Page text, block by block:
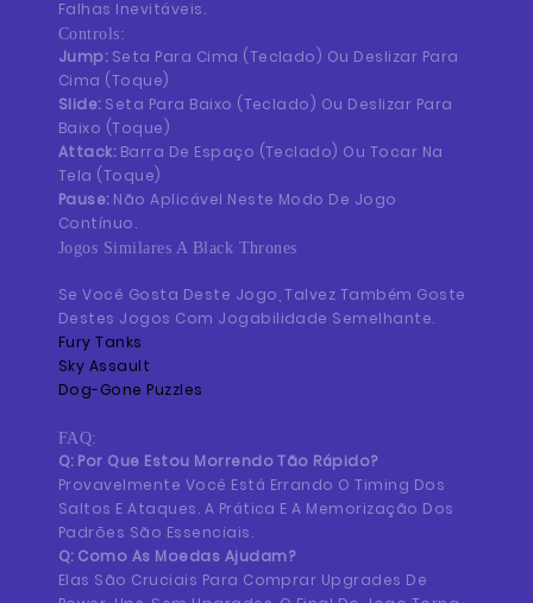
Falhas Inevitáveis.
Controls:
Jump:Seta Para Cima (teclado) Ou Deslizar Para
Cima (toque)
Slide:Seta Para Baixo (teclado) Ou Deslizar Para
Baixo (toque)
Attack:Barra De Espaço (teclado) Ou Tocar Na
Tela (toque)
Pause:Não Aplicável Neste Modo De Jogo
Contínuo.
Jogos Similares A Black Thrones
Se Você Gosta Deste Jogo, Talvez Também Goste
Destes Jogos Com Jogabilidade Semelhante.
Fury Tanks
Sky Assault
Dog-Gone Puzzles
FAQ:
Q: Por Que Estou Morrendo Tão Rápido?
Provavelmente Você Está Errando O Timing Dos
Saltos E Ataques. A Prática E A Memorização Dos
Padrões São Essenciais.
Q: Como As Moedas Ajudam?
Elas São Cruciais Para Comprar Upgrades De